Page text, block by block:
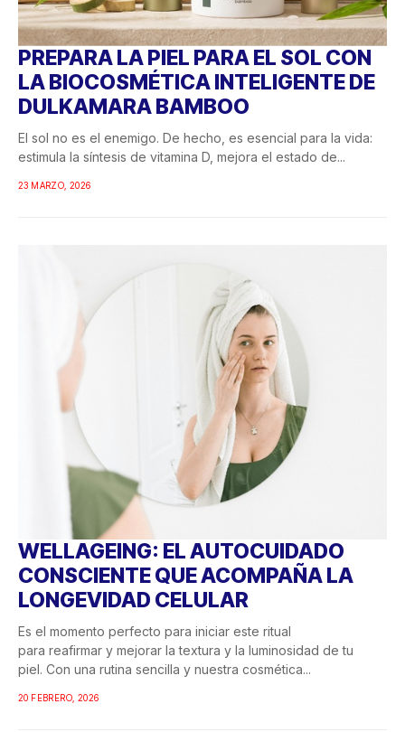
PREPARA LA PIEL PARA EL SOL CON
LA BIOCOSMÉTICA INTELIGENTE DE
DULKAMARA BAMBOO
El sol no es el enemigo. De hecho, es esencial para la vida:
estimula la síntesis de vitamina D, mejora el estado de...
23 MARZO, 2026
WELLAGEING: EL AUTOCUIDADO
CONSCIENTE QUE ACOMPAÑA LA
LONGEVIDAD CELULAR
Es el momento perfecto para iniciar este ritual
para reafirmar y mejorar la textura y la luminosidad de tu
piel. Con una rutina sencilla y nuestra cosmética...
20 FEBRERO, 2026